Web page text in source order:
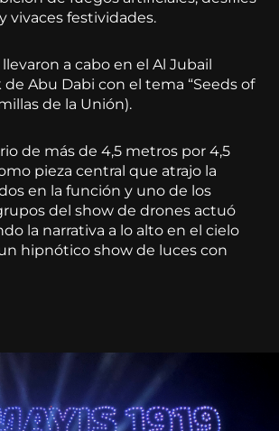
vivaces festividades.
a cabo en el Al Jubail
Abu Dabi con el tema “Seeds of
de la Unión).
de más de 4,5 metros por 4,5
pieza central que atrajo la
en la función y uno de los
del show de drones actuó
la narrativa a lo alto en el cielo
hipnótico show de luces con